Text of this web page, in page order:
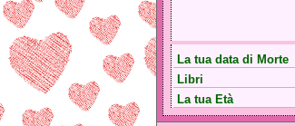
La tua data di Morte
Libri
La tua Età